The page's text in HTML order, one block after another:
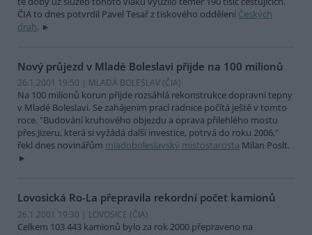
ČIA to dnes potvrdil Pavel Tesař z tiskového oddělení Českých
drah.
Nový průjezd v Mladé Boleslavi přijde na 100 milionů
26.1.2001 19:50 | MLADÁ BOLESLAV (ČIA)
Na 100 milionů korun přijde rozsáhlá rekonstrukce dopravní tepny
v Mladé Boleslavi. Se zahájením prací radnice počítá ještě v tomto
roce. "Budování kruhového objezdu a oprava přilehlého mostu
přes Jizeru, která si vyžádá další investice, potrvá do roku 2006,"
řekl dnes novinářům mladoboleslavský místostarosta Milan Poslt.
Lovosická Ro-La přepravila rekordní počet kamionů
26.1.2001 19:30 | LOVOSICE (ČIA)
Celkem 103 443 kamionů bylo za rok 2000 přepraveno na